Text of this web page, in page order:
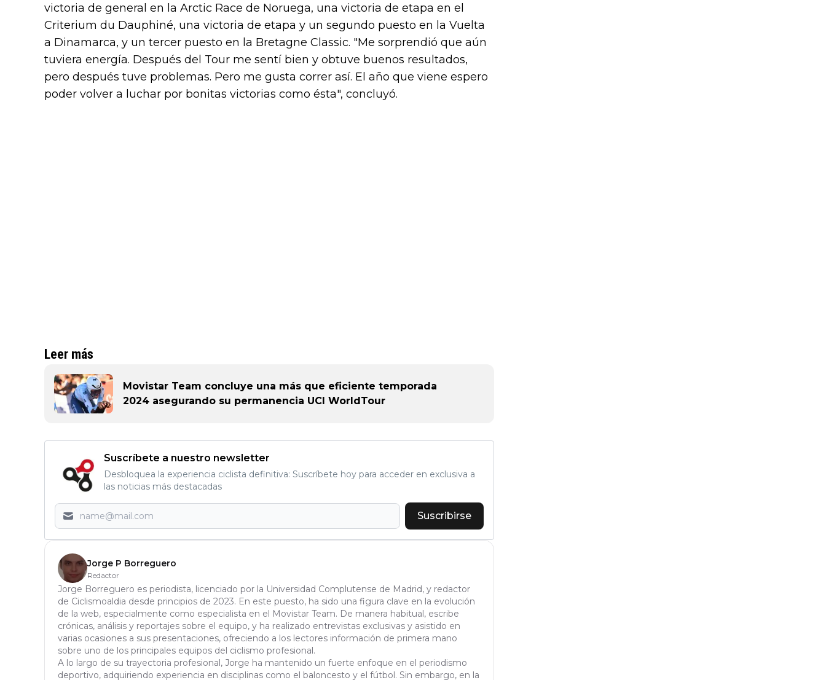
victoria de general en la Arctic Race de Noruega, una victoria de etapa en el
Criterium du Dauphiné, una victoria de etapa y un segundo puesto en la Vuelta
a Dinamarca, y un tercer puesto en la Bretagne Classic. "Me sorprendió que aún
tuviera energía. Después del Tour me sentí bien y obtuve buenos resultados,
pero después tuve problemas. Pero me gusta correr así. El año que viene espero
poder volver a luchar por bonitas victorias como ésta", concluyó.
Leer más
Movistar Team concluye una más que eficiente temporada
2024 asegurando su permanencia UCI WorldTour
Suscríbete a nuestro newsletter
Desbloquea la experiencia ciclista definitiva: Suscríbete hoy para acceder en exclusiva a
las noticias más destacadas
Suscribirse
Jorge P Borreguero
Redactor
Jorge Borreguero es periodista, licenciado por la Universidad Complutense de Madrid, y redactor
de Ciclismoaldia desde principios de 2023. En este puesto, ha sido una figura clave en la evolución
de la web, especialmente como especialista en el Movistar Team. De manera habitual, escribe
crónicas, análisis y reportajes sobre el equipo, y ha realizado entrevistas exclusivas y asistido en
varias ocasiones a sus presentaciones, ofreciendo a los lectores información de primera mano
sobre uno de los principales equipos del ciclismo profesional.
A lo largo de su trayectoria profesional, Jorge ha mantenido un fuerte enfoque en el periodismo
deportivo, adquiriendo experiencia en disciplinas como el baloncesto y el fútbol. Sin embargo, en la